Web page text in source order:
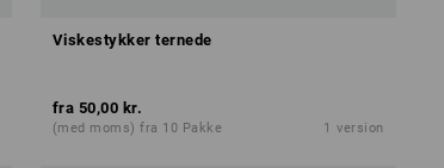
Viskestykker ternede
fra 50,00 kr.
(med moms) fra 10 Pakke 1 version